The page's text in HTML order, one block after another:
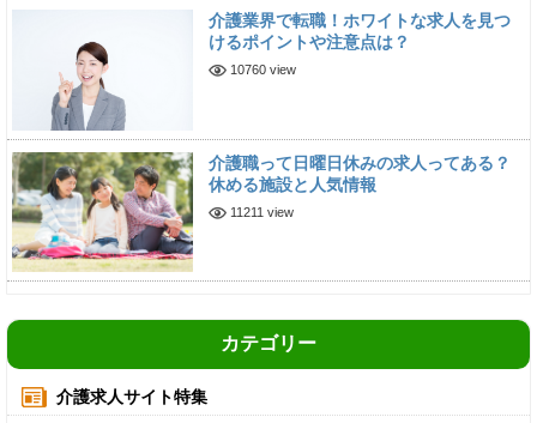
介護業界で転職！ホワイトな求人を見つ
けるポイントや注意点は？
10760 view
介護職って日曜日休みの求人ってある？
休める施設と人気情報
11211 view
カテゴリー
介護求人サイト特集